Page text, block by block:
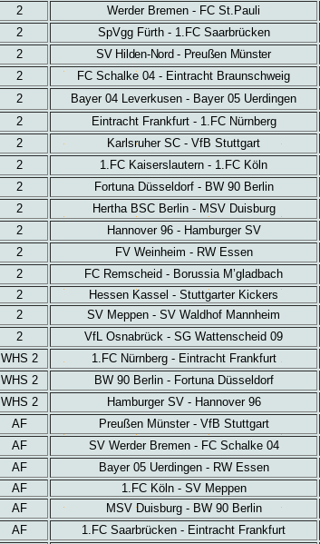
2 Werder Bremen - FC St.Pauli
2 SpVgg Fürth - 1.FC Saarbrücken
2 SV Hilden-Nord - Preußen Münster
2 FC Schalke 04 - Eintracht Braunschweig
2 Bayer 04 Leverkusen - Bayer 05 Uerdingen
2 Eintracht Frankfurt - 1.FC Nürnberg
2 Karlsruher SC - VfB Stuttgart
2 1.FC Kaiserslautern - 1.FC Köln
2 Fortuna Düsseldorf - BW 90 Berlin
2 Hertha BSC Berlin - MSV Duisburg
2 Hannover 96 - Hamburger SV
2 FV Weinheim - RW Essen
2 FC Remscheid - Borussia M’gladbach
2
Hessen Kassel - Stuttgarter Kickers
2 SV Meppen - SV Waldhof Mannheim
2 VfL Osnabrück - SG Wattenscheid 09
WHS 2 1.FC Nürnberg - Eintracht Frankfurt
WHS 2 BW 90 Berlin - Fortuna Düsseldorf
WHS 2 Hamburger SV - Hannover 96
AF Preußen Münster - VfB Stuttgart
AF SV Werder Bremen - FC Schalke 04
AF Bayer 05 Uerdingen - RW Essen
AF
1.FC Köln - SV Meppen
AF MSV Duisburg - BW 90 Berlin
AF 1.FC Saarbrücken - Eintracht Frankfurt